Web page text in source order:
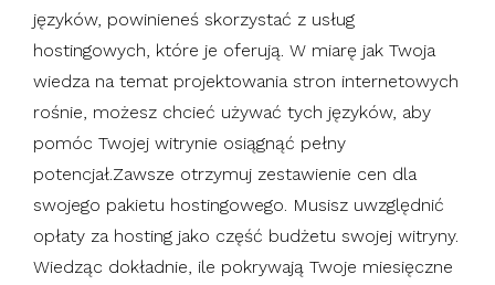
języków, powinieneś skorzystać z usług
hostingowych, które je oferują. W miarę jak Twoja
wiedza na temat projektowania stron internetowych
rośnie, możesz chcieć używać tych języków, aby
pomóc Twojej witrynie osiągnąć pełny
potencjał.Zawsze otrzymuj zestawienie cen dla
swojego pakietu hostingowego. Musisz uwzględnić
opłaty za hosting jako część budżetu swojej witryny.
Wiedząc dokładnie, ile pokrywają Twoje miesięczne